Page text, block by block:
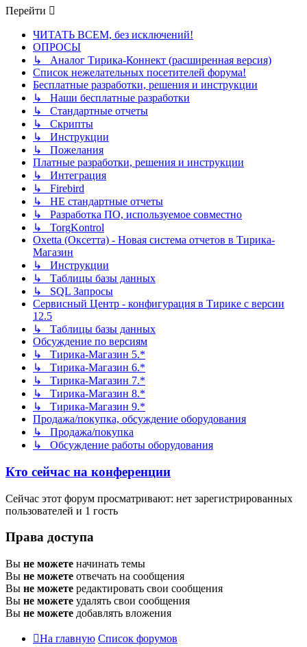
Перейти
ЧИТАТЬ ВСЕМ, без исключений!
ОПРОСЫ
↳ Аналог Тирика-Коннект (расширенная версия)
Список нежелательных посетителей форума!
Бесплатные разработки, решения и инструкции
↳ Наши бесплатные разработки
↳ Стандартные отчеты
↳ Скрипты
↳ Инструкции
↳ Пожелания
Платные разработки, решения и инструкции
↳ Интеграция
↳ Firebird
↳ НЕ стандартные отчеты
↳ Разработка ПО, используемое совместно
↳ TorgKontrol
Oxetta (Оксетта) - Новая система отчетов в Тирика-
Магазин
↳ Инструкции
↳ Таблицы базы данных
↳ SQL Запросы
Сервисный Центр - конфигурация в Тирике с версии
12.5
↳ Таблицы базы данных
Обсуждение по версиям
↳ Тирика-Магазин 5.*
↳ Тирика-Магазин 6.*
↳ Тирика-Магазин 7.*
↳ Тирика-Магазин 8.*
↳ Тирика-Магазин 9.*
Продажа/покупка, обсуждение оборудования
↳ Продажа/покупка
↳ Обсуждение работы оборудования
Кто сейчас на конференции
Сейчас этот форум просматривают: нет зарегистрированных
пользователей и 1 гость
Права доступа
Вы не можете начинать темы
Вы не можете отвечать на сообщения
Вы не можете редактировать свои сообщения
Вы не можете удалять свои сообщения
Вы не можете добавлять вложения
На главную Список форумов